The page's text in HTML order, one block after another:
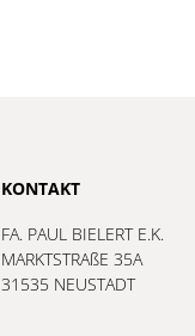
KONTAKT
FA. PAUL BIELERT E.K.
MARKTSTRAßE 35A
31535 NEUSTADT